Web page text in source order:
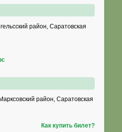
район, Саратовская
район, Саратовская
Как купить билет?